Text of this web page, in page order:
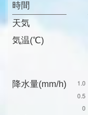
時間
天気
気温(℃)
降水量(mm/h)